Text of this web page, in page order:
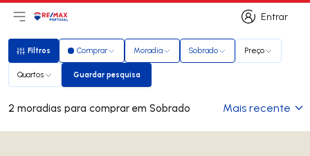
Entrar
Entrar
Abri menu principal
LogoIr para página inicial
Filtros
Filtros Comprar Moradia Sobrado Preço
Quartos Guardar pesquisa
Guardar pesquisa
2 moradias para comprar em Sobrado Mais recente